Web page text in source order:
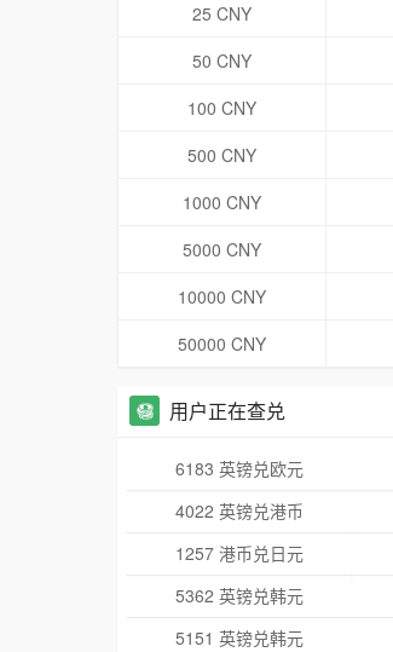
25 CNY
50 CNY
100 CNY
500 CNY
1000 CNY
5000 CNY
10000 CNY
50000 CNY
用户正在查兑
6183 英镑兑欧元
4022 英镑兑港币
1257 港币兑日元
5362 英镑兑韩元
5151 英镑兑韩元